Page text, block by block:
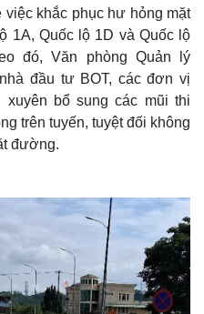
Multimedia
Video
Ảnh
E-Magazine
Infographic
khắc phục hư hỏng mặt
1A, Quốc lộ 1D và Quốc lộ
đó, Văn phòng Quản lý
đầu tư BOT, các đơn vị
bổ sung các mũi thi
trên tuyến, tuyệt đối không
đường.